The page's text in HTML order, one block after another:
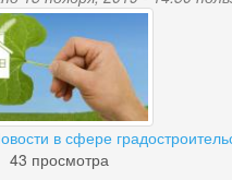
в сфере
43 просмотра